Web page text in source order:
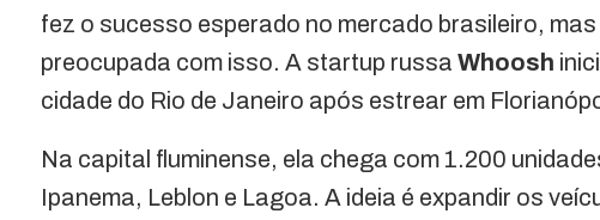
fez o sucesso esperado no mercado brasileiro,
preocupada com isso. A startup russaWhoosh
cidade do Rio de Janeiro após estrear em
Na capital fluminense, ela chega com 1.200
Ipanema, Leblon e Lagoa. A ideia é expandir os